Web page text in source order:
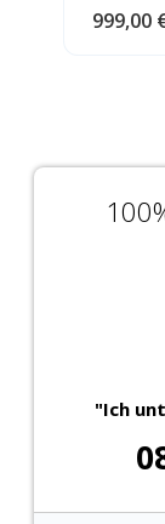
999,00
"Ich